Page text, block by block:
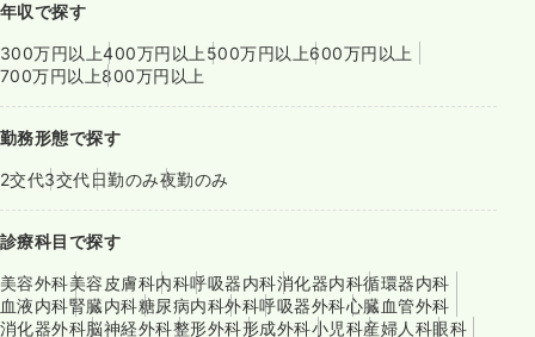
年収で探す
300万円以上400万円以上 500万円以上600万円以上
700万円以上800万円以上
勤務形態で探す
2交代3交代日勤のみ夜勤のみ
診療科目で探す
美容外科美容皮膚科内科呼吸器内科消化器内科循環器内科
血液内科腎臓内科糖尿病内科外科呼吸器外科心臓血管外科
消化器外科脳神経外科整形外科形成外科小児科産婦人科眼科